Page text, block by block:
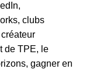
clubs
de TPE, le
gagner en